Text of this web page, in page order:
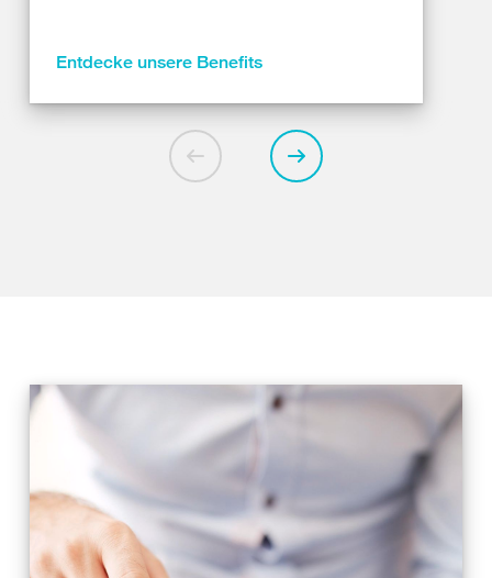
Entdecke unsere Benefits